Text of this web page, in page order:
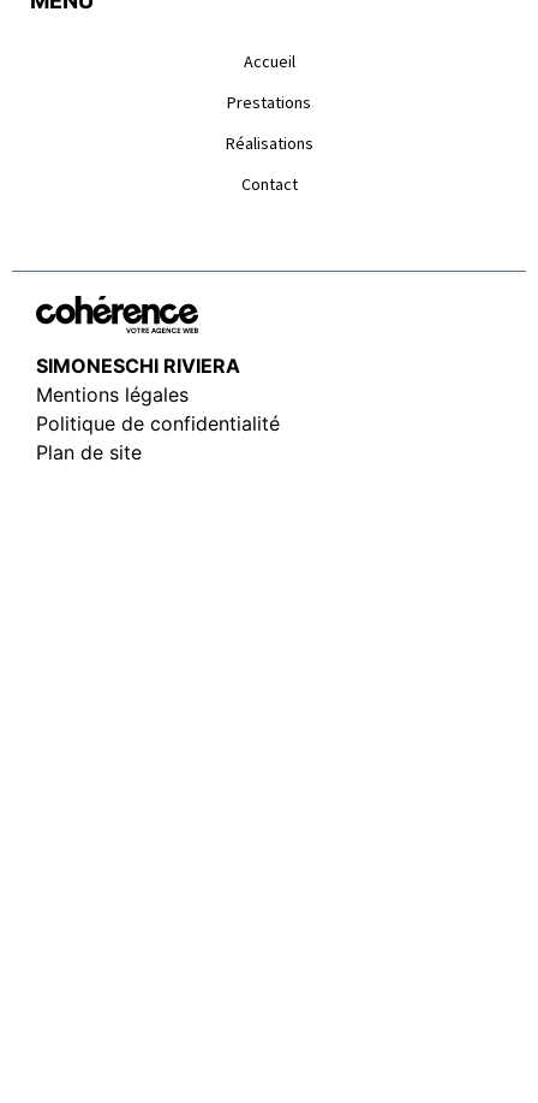
Accueil
Prestations
Réalisations
Contact
SIMONESCHI RIVIERA
Mentions légales
Politique de confidentialité
Plan de site